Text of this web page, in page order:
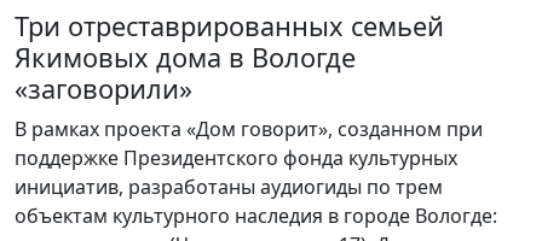
Три отреставрированных семьей
Якимовых дома в Вологде
«заговорили»
В рамках проекта «Дом говорит», созданном при
поддержке Президентского фонда культурных
инициатив, разработаны аудиогиды по трем
объектам культурного наследия в городе Вологде: